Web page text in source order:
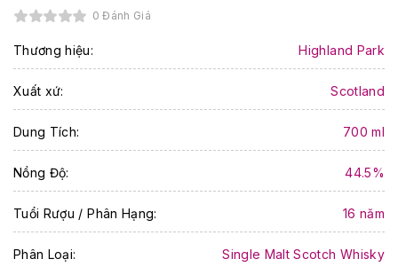
0 Đánh Giá
Thương hiệu: Highland Park
Xuất xứ: Scotland
Dung Tích: 700 ml
Nồng Độ: 44.5%
Tuổi Rượu / Phân Hạng: 16 năm
Phân Loại: Single Malt Scotch Whisky